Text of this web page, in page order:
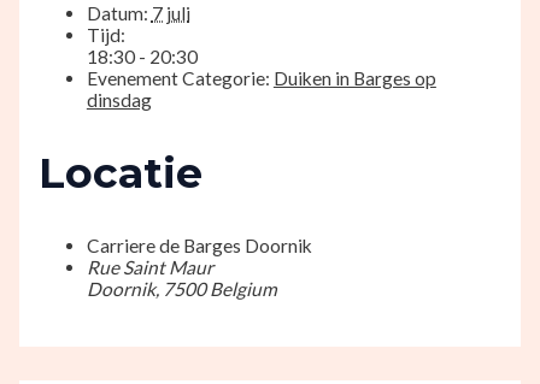
Datum: 7 juli
Tijd:
18:30 - 20:30
Evenement Categorie: Duiken in Barges op
dinsdag
Locatie
Carriere de Barges Doornik
Rue Saint Maur
Doornik, 7500 Belgium